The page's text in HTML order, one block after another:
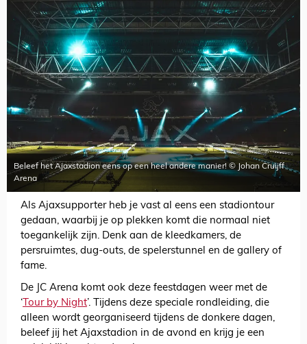
Beleef het Ajaxstadion eens op een heel andere manier! © Johan Cruijff
Arena
Als Ajaxsupporter heb je vast al eens een stadiontour
gedaan, waarbij je op plekken komt die normaal niet
toegankelijk zijn. Denk aan de kleedkamers, de
persruimtes, dug-outs, de spelerstunnel en de gallery of
fame.
De JC Arena komt ook deze feestdagen weer met de
‘ Tour by Night’. Tijdens deze speciale rondleiding, die
alleen wordt georganiseerd tijdens de donkere dagen,
beleef jij het Ajaxstadion in de avond en krijg je een